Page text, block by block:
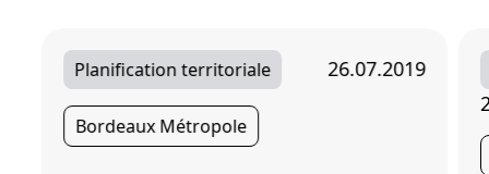
Planification territoriale 26.07.2019
Bordeaux Métropole